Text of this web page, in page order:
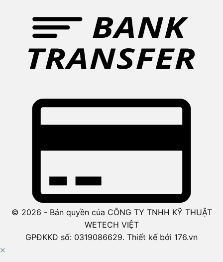
© 2026 - Bản quyền của CÔNG TY TNHH KỸ THUẬT
WETECH VIỆT
GPĐKKD số: 0319086629. Thiết kế bởi 176.vn